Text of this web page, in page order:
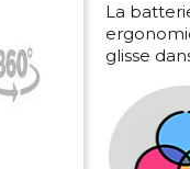
La
glisse